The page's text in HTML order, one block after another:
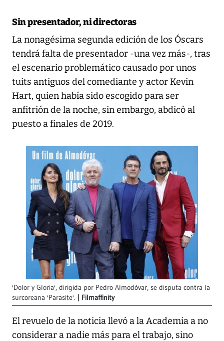
Sin presentador, ni directoras
La nonagésima segunda edición de los Óscars
tendrá falta de presentador -una vez más-, tras
el escenario problemático causado por unos
tuits antiguos del comediante y actor Kevin
Hart, quien había sido escogido para ser
anfitrión de la noche, sin embargo, abdicó al
puesto a finales de 2019.
'Dolor y Gloria', dirigida por Pedro Almodóvar, se disputa contra la
surcoreana 'Parasite'.
Filmaffinity
El revuelo de la noticia llevó a la Academia a no
considerar a nadie más para el trabajo, sino